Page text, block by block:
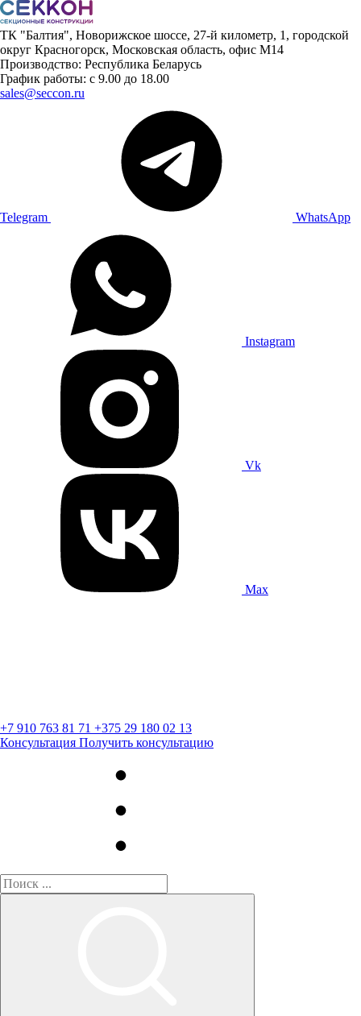
ТК "Балтия", Новорижское шоссе, 27-й километр, 1, городской
округ Красногорск, Московская область, офис М14
Производство: Республика Беларусь
График работы: с 9.00 до 18.00
sales@seccon.ru
Telegram WhatsApp
Instagram
Vk
Max
+7 910 763 81 71 +375 29 180 02 13
Консультация Получить консультацию